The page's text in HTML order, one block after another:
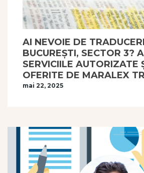
AI NEVOIE DE
BUCUREȘTI, SECTOR 3?
SERVICIILE AUTORIZATE
OFERITE DE MARALEX
mai 22, 2025